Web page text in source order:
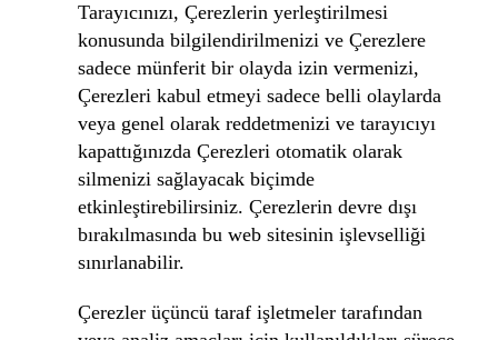
Tarayıcınızı, Çerezlerin yerleştirilmesi
konusunda bilgilendirilmenizi ve Çerezlere
sadece münferit bir olayda izin vermenizi,
Çerezleri kabul etmeyi sadece belli olaylarda
veya genel olarak reddetmenizi ve tarayıcıyı
kapattığınızda Çerezleri otomatik olarak
silmenizi sağlayacak biçimde
etkinleştirebilirsiniz. Çerezlerin devre dışı
bırakılmasında bu web sitesinin işlevselliği
sınırlanabilir.
Çerezler üçüncü taraf işletmeler tarafından